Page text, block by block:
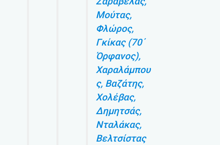
Μούτας,
Φλώρος,
Γκίκας (70΄
Όρφανος),
Χαραλάμπου
ς, Βαζάτης,
Χολέβας,
Δημητσάς,
Νταλάκας,
Βελτσίστας